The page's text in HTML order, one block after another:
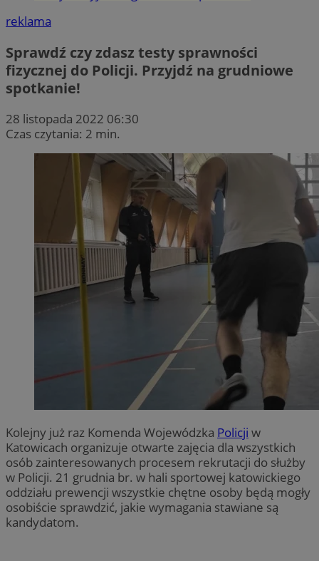
reklama
Sprawdź czy zdasz testy sprawności
fizycznej do Policji. Przyjdź na grudniowe
spotkanie!
28 listopada 2022 06:30
Czas czytania: 2 min.
Kolejny już raz Komenda Wojewódzka Policji w
Katowicach organizuje otwarte zajęcia dla wszystkich
osób zainteresowanych procesem rekrutacji do służby
w Policji. 21 grudnia br. w hali sportowej katowickiego
oddziału prewencji wszystkie chętne osoby będą mogły
osobiście sprawdzić, jakie wymagania stawiane są
kandydatom.